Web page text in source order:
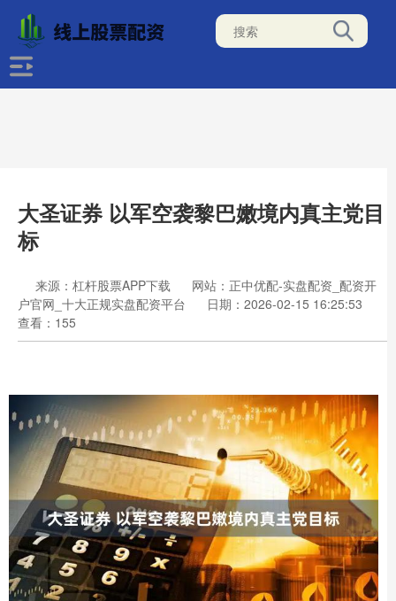
大圣证券 以军空袭黎巴嫩境内真主党目
标
来源：杠杆股票APP下载
网站：正中优配-实盘配资_配资开
户官网_十大正规实盘配资平台
日期：2026-02-15 16:25:53
查看：155